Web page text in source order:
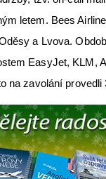
letem. Bees
a Lvova.
EasyJet, KLM,
na zavolání provedli